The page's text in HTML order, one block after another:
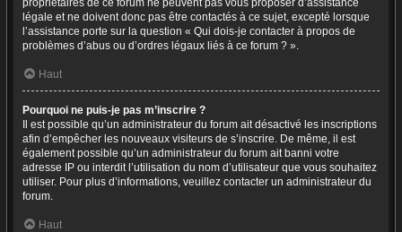
propriétaires de ce forum ne peuvent pas vous proposer d’assistance
légale et ne doivent donc pas être contactés à ce sujet, excepté lorsque
l’assistance porte sur la question « Qui dois-je contacter à propos de
problèmes d’abus ou d’ordres légaux liés à ce forum ? ».
Haut
Pourquoi ne puis-je pas m’inscrire ?
Il est possible qu’un administrateur du forum ait désactivé les inscriptions
afin d’empêcher les nouveaux visiteurs de s’inscrire. De même, il est
également possible qu’un administrateur du forum ait banni votre
adresse IP ou interdit l’utilisation du nom d’utilisateur que vous souhaitez
utiliser. Pour plus d’informations, veuillez contacter un administrateur du
forum.
Haut